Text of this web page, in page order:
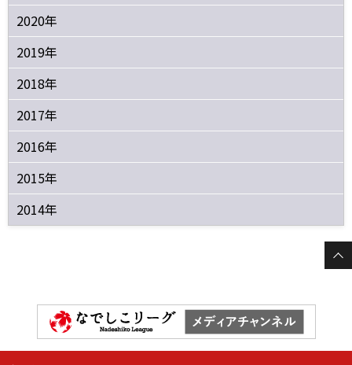
2020年
2019年
2018年
2017年
2016年
2015年
2014年